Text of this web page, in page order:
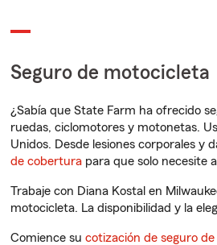
Seguro de motocicleta
¿Sabía que State Farm ha ofrecido
ruedas, ciclomotores y motonetas.
Unidos. Desde lesiones corporales y
de cobertura para que solo necesite
Trabaje con Diana Kostal en
motocicleta. La disponibilidad y la
Comience su cotización de seguro